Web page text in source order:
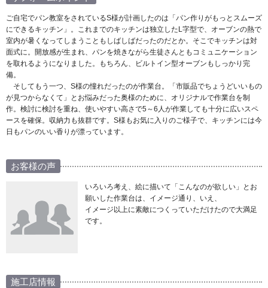
ご自宅でパン教室をされているS様が計画したのは「パン作りがもっとスムーズ
にできるキッチン」。これまでのキッチンは独立したL字型で、オーブンの熱で
室内が暑くなってしまうこともしばしばだったのだとか。そこでキッチンは対
面式に。開放感が生まれ、パンを焼きながら生徒さんともコミュニケーション
を取れるようになりました。もちろん、ビルトイン型オーブンもしっかり完
備。
そしてもう一つ、S様の憧れだったのが作業台。「市販品でちょうどいいもの
が見つからなくて」とお悩みだった奥様のために、オリジナルで作業台を制
作。検討に検討を重ね、使いやすい高さで5～6人が作業しても十分に広いスペ
ースを確保。収納力も抜群です。S様もお気に入りのご様子で、キッチンには今
日もパンのいい香りが漂っています。
お客様の声
いろいろ考え、絵に描いて「こんなのが欲しい」とお
願いした作業台は、イメージ通り、いえ、
イメージ以上に素敵につくっていただけたので大満足
です。
施工店情報